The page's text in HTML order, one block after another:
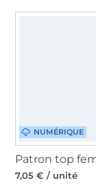
NUMÉRIQUE
7,05 € / unité